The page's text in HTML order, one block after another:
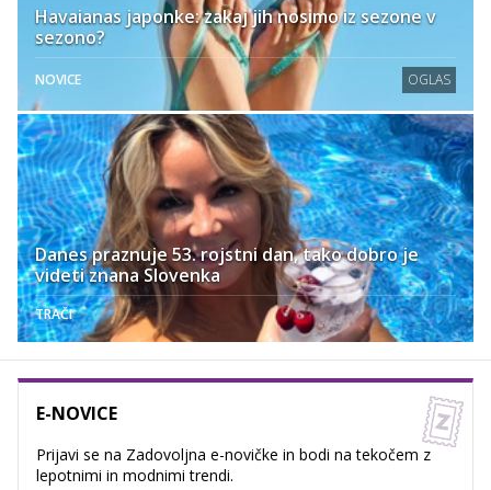
Havaianas japonke: zakaj jih nosimo iz sezone v
sezono?
NOVICE OGLAS
Danes praznuje 53. rojstni dan, tako dobro je
videti znana Slovenka
TRAČI
E-NOVICE
Prijavi se na Zadovoljna e-novičke in bodi na tekočem z
lepotnimi in modnimi trendi.